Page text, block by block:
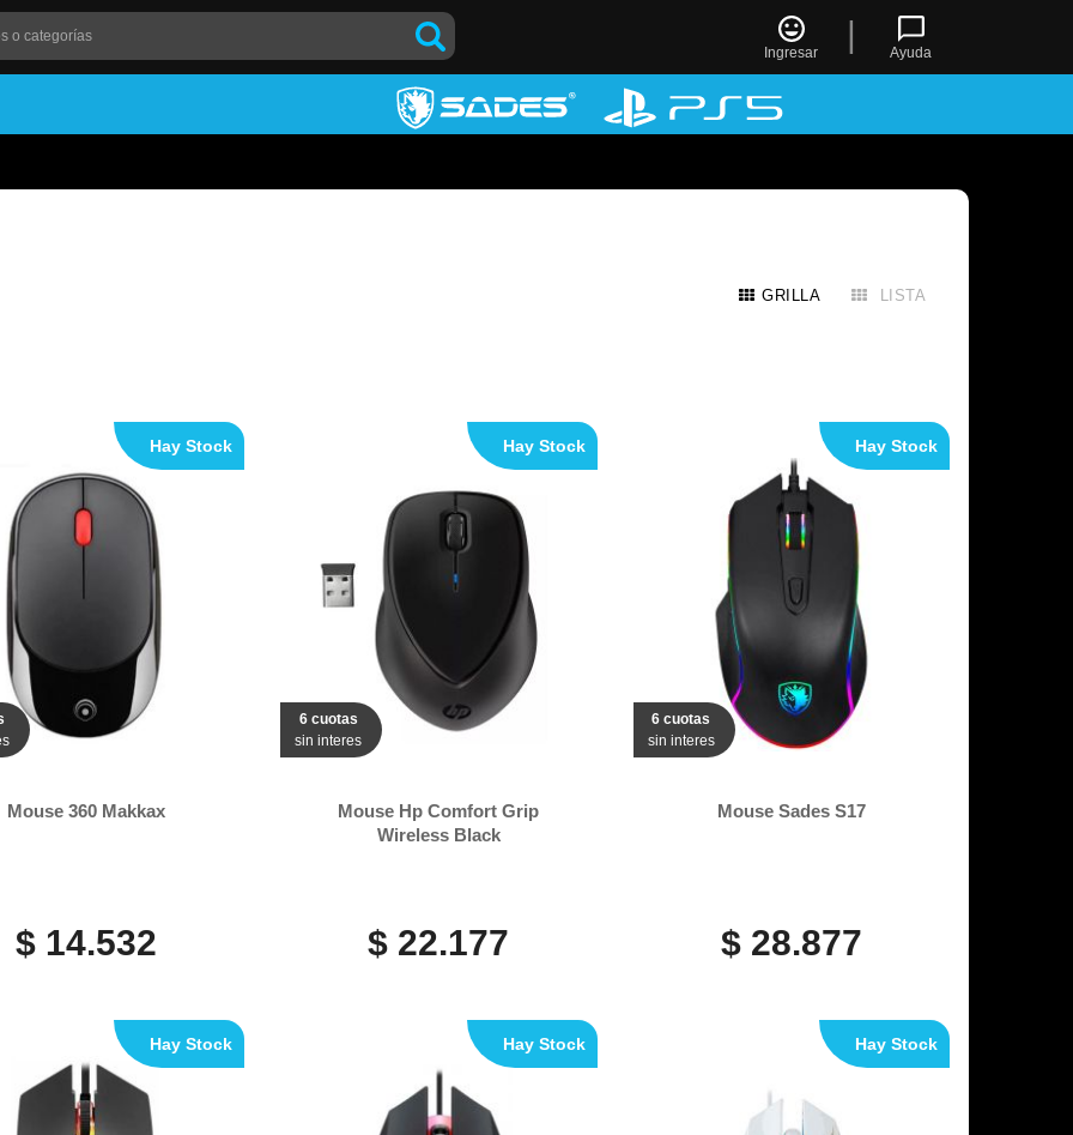
Ingresar | Ayuda
GRILLA LISTA
Mouse 360 Makkax
$ 14.532
Hay Stock
6 cuotas
sin interes
Mouse Hp Comfort Grip
Wireless Black
$ 22.177
Hay Stock
6 cuotas
sin interes
Mouse Sades S17
$ 28.877
Hay Stock
Hay Stock Hay Stock Hay Stock